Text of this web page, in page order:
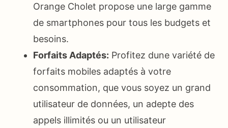
Orange Cholet propose une large gamme
de smartphones pour tous les budgets et
besoins.
Forfaits Adaptés: Profitez dune variété de
forfaits mobiles adaptés à votre
consommation, que vous soyez un grand
utilisateur de données, un adepte des
appels illimités ou un utilisateur